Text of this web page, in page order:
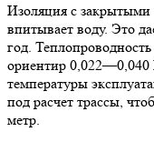
Изоляция с закрытыми
впитывает воду. Это
год.
ориентир 0,022—0,040
температуры
под расчет трассы,
метр.